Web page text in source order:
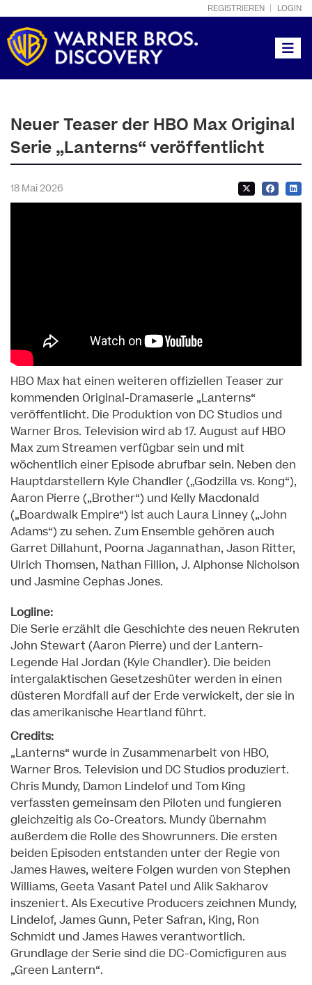
REGISTRIEREN LOGIN
Neuer Teaser der HBO Max Original
Serie „Lanterns“ veröffentlicht
18 Mai 2026
HBO Max hat einen weiteren offiziellen Teaser zur
kommenden Original-Dramaserie „Lanterns“
veröffentlicht. Die Produktion von DC Studios und
Warner Bros. Television wird ab 17. August auf HBO
Max zum Streamen verfügbar sein und mit
wöchentlich einer Episode abrufbar sein. Neben den
Hauptdarstellern Kyle Chandler („Godzilla vs. Kong“),
Aaron Pierre („Brother“) und Kelly Macdonald
(„Boardwalk Empire“) ist auch Laura Linney („John
Adams“) zu sehen. Zum Ensemble gehören auch
Garret Dillahunt, Poorna Jagannathan, Jason Ritter,
Ulrich Thomsen, Nathan Fillion, J. Alphonse Nicholson
und Jasmine Cephas Jones.
Logline:
Die Serie erzählt die Geschichte des neuen Rekruten
John Stewart (Aaron Pierre) und der Lantern-
Legende Hal Jordan (Kyle Chandler). Die beiden
intergalaktischen Gesetzeshüter werden in einen
düsteren Mordfall auf der Erde verwickelt, der sie in
das amerikanische Heartland führt.
Credits:
„Lanterns“ wurde in Zusammenarbeit von HBO,
Warner Bros. Television und DC Studios produziert.
Chris Mundy, Damon Lindelof und Tom King
verfassten gemeinsam den Piloten und fungieren
gleichzeitig als Co-Creators. Mundy übernahm
außerdem die Rolle des Showrunners. Die ersten
beiden Episoden entstanden unter der Regie von
James Hawes, weitere Folgen wurden von Stephen
Williams, Geeta Vasant Patel und Alik Sakharov
inszeniert. Als Executive Producers zeichnen Mundy,
Lindelof, James Gunn, Peter Safran, King, Ron
Schmidt und James Hawes verantwortlich.
Grundlage der Serie sind die DC-Comicfiguren aus
„Green Lantern“.